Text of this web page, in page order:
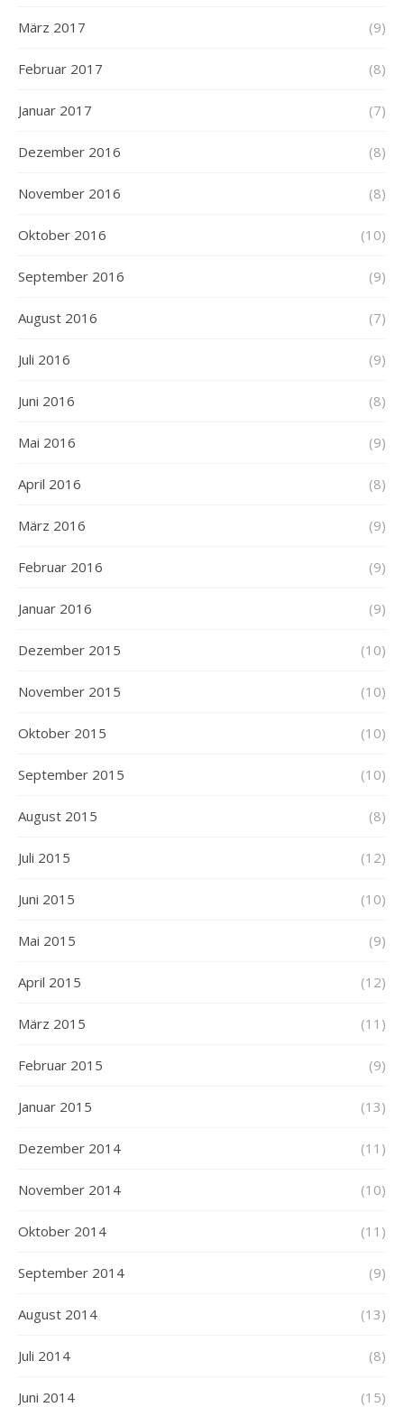
März 2017 (9)
Februar 2017 (8)
Januar 2017 (7)
Dezember 2016 (8)
November 2016 (8)
Oktober 2016 (10)
September 2016 (9)
August 2016 (7)
Juli 2016 (9)
Juni 2016 (8)
Mai 2016 (9)
April 2016 (8)
März 2016 (9)
Februar 2016 (9)
Januar 2016 (9)
Dezember 2015 (10)
November 2015 (10)
Oktober 2015 (10)
September 2015 (10)
August 2015 (8)
Juli 2015 (12)
Juni 2015 (10)
Mai 2015 (9)
April 2015 (12)
März 2015 (11)
Februar 2015 (9)
Januar 2015 (13)
Dezember 2014 (11)
November 2014 (10)
Oktober 2014 (11)
September 2014 (9)
August 2014 (13)
Juli 2014 (8)
Juni 2014 (15)